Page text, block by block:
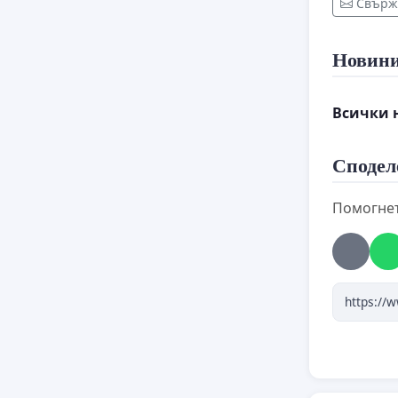
2. A
3. A
4.
Всички